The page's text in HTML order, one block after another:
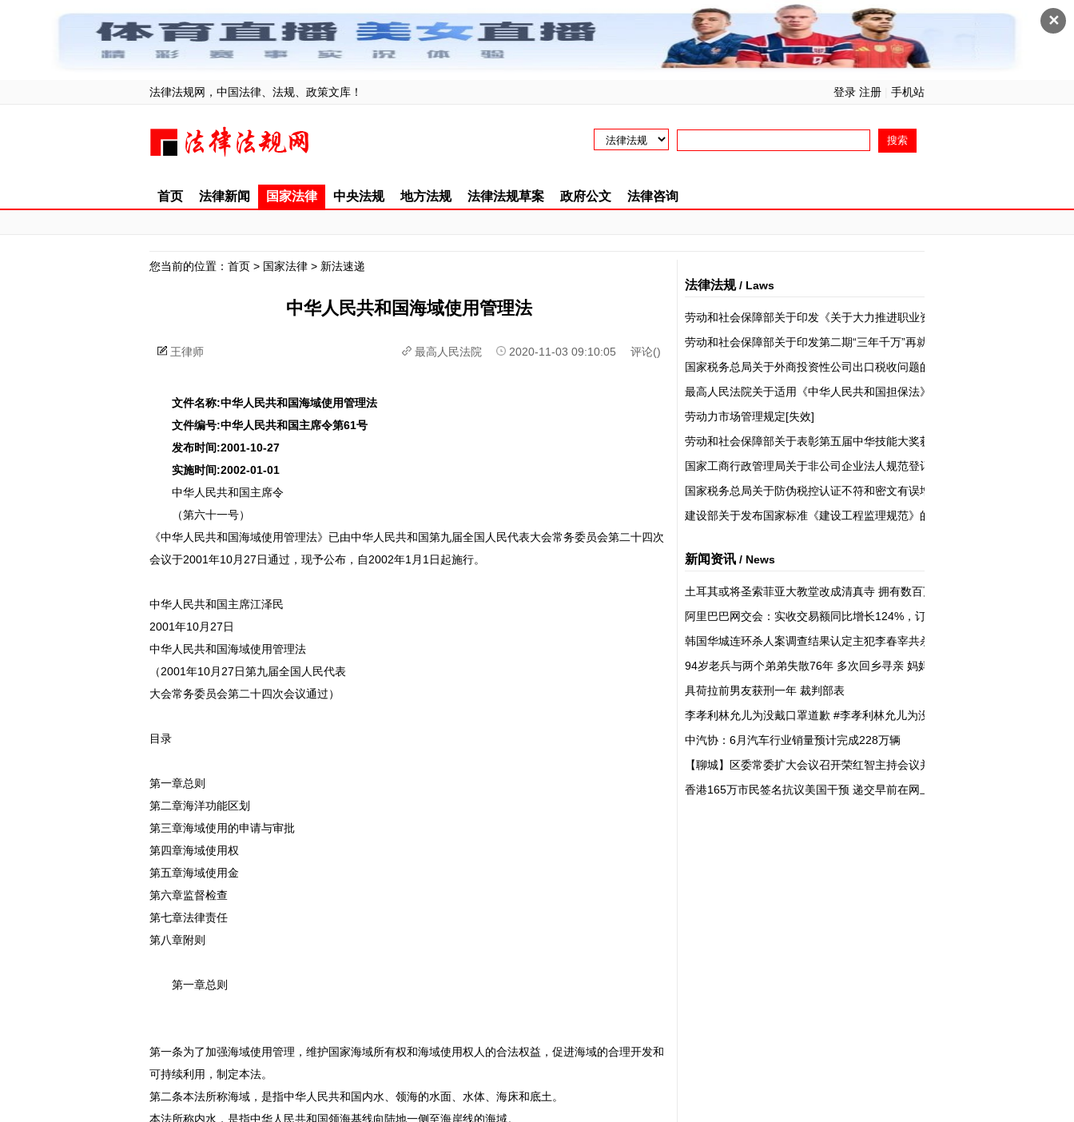
✕
法律法规网，中国法律、法规、政策文库！ 登录 注册 手机站
首页 法律新闻 国家法律 中央法规 地方法规 法律法规草案 政府公文 法律咨询
您当前的位置： 首页 > 国家法律 > 新法速递
中华人民共和国海域使用管理法
王律师 最高人民法院 2020-11-03 09:10:05 评论()
文件名称:中华人民共和国海域使用管理法
文件编号:中华人民共和国主席令第61号
发布时间:2001-10-27
实施时间:2002-01-01
中华人民共和国主席令
（第六十一号）
《中华人民共和国海域使用管理法》已由中华人民共和国第九届全国人民代表大会常务委员会第二十四次
会议于2001年10月27日通过，现予公布，自2002年1月1日起施行。
中华人民共和国主席江泽民
2001年10月27日
中华人民共和国海域使用管理法
（2001年10月27日第九届全国人民代表
大会常务委员会第二十四次会议通过）
目录
第一章总则
第二章海洋功能区划
第三章海域使用的申请与审批
第四章海域使用权
第五章海域使用金
第六章监督检查
第七章法律责任
第八章附则
第一章总则
第一条为了加强海域使用管理，维护国家海域所有权和海域使用权人的合法权益，促进海域的合理开发和
可持续利用，制定本法。
第二条本法所称海域，是指中华人民共和国内水、领海的水面、水体、海床和底土。
本法所称内水，是指中华人民共和国领海基线向陆地一侧至海岸线的海域。
法律法规/ Laws
劳动和社会保障部关于印发《关于大力推进职业资格证书制..
劳动和社会保障部关于印发第二期“三年千万”再就业培训..
国家税务总局关于外商投资性公司出口税收问题的通知
最高人民法院关于适用《中华人民共和国担保法》若干问题..
劳动力市场管理规定[失效]
劳动和社会保障部关于表彰第五届中华技能大奖获得者和全..
国家工商行政管理局关于非公司企业法人规范登记有关问题..
国家税务总局关于防伪税控认证不符和密文有误增值税专用..
建设部关于发布国家标准《建设工程监理规范》的通知
新闻资讯 / News
土耳其或将圣索菲亚大教堂改成清真寺 拥有数百万东正教徒的希腊也不买账
阿里巴巴网交会：实收交易额同比增长124%，订单数前30单品均为女性商品
韩国华城连环杀人案调查结果认定主犯李春宰共杀14人、强奸抢劫9人 自小内
94岁老兵与两个弟弟失散76年 多次回乡寻亲 妈妈改嫁后
具荷拉前男友获刑一年 裁判部表
李孝利林允儿为没戴口罩道歉 #李孝利林允儿为没戴口罩道歉#李孝利与林允儿
中汽协：6月汽车行业销量预计完成228万辆
【聊城】区委常委扩大会议召开荣红智主持会议并讲话
香港165万市民签名抗议美国干预 递交早前在网上收集到的逾165万个香港市